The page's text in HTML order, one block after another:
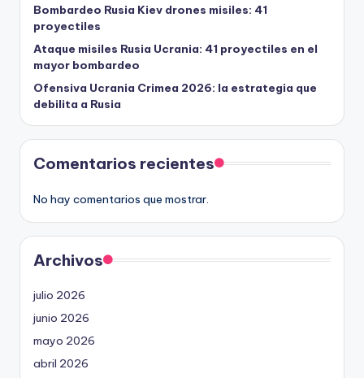
Bombardeo Rusia Kiev drones misiles: 41
proyectiles
Ataque misiles Rusia Ucrania: 41 proyectiles en el
mayor bombardeo
Ofensiva Ucrania Crimea 2026: la estrategia que
debilita a Rusia
Comentarios recientes
No hay comentarios que mostrar.
Archivos
julio 2026
junio 2026
mayo 2026
abril 2026